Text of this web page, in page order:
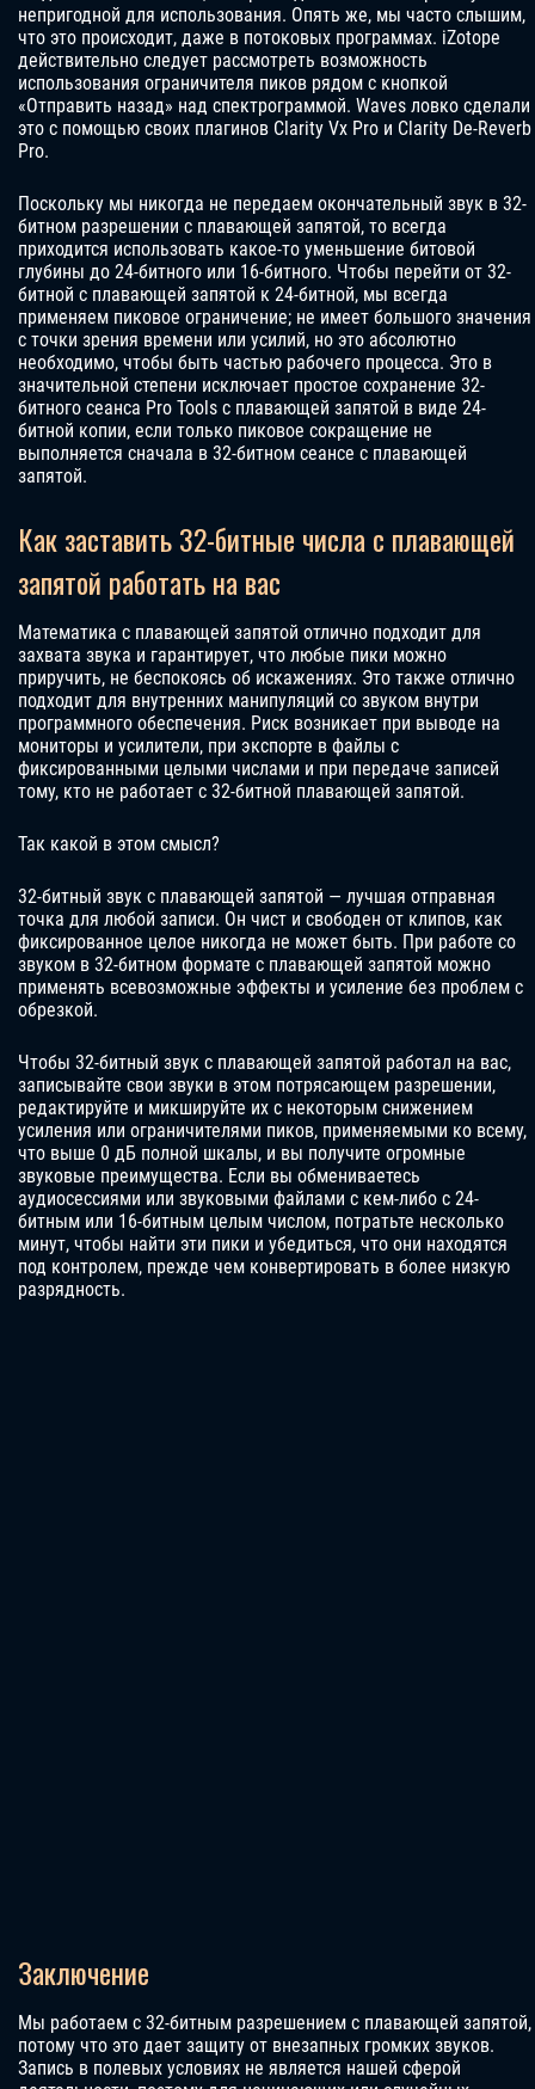
непригодной для использования. Опять же, мы часто слышим,
что это происходит, даже в потоковых программах. iZotope
действительно следует рассмотреть возможность
использования ограничителя пиков рядом с кнопкой
«Отправить назад» над спектрограммой. Waves ловко сделали
это с помощью своих плагинов Clarity Vx Pro и Clarity De-Reverb
Pro.
Поскольку мы никогда не передаем окончательный звук в 32-
битном разрешении с плавающей запятой, то всегда
приходится использовать какое-то уменьшение битовой
глубины до 24-битного или 16-битного. Чтобы перейти от 32-
битной с плавающей запятой к 24-битной, мы всегда
применяем пиковое ограничение; не имеет большого значения
с точки зрения времени или усилий, но это абсолютно
необходимо, чтобы быть частью рабочего процесса. Это в
значительной степени исключает простое сохранение 32-
битного сеанса Pro Tools с плавающей запятой в виде 24-
битной копии, если только пиковое сокращение не
выполняется сначала в 32-битном сеансе с плавающей
запятой.
Как заставить 32-битные числа с плавающей
запятой работать на вас
Математика с плавающей запятой отлично подходит для
захвата звука и гарантирует, что любые пики можно
приручить, не беспокоясь об искажениях. Это также отлично
подходит для внутренних манипуляций со звуком внутри
программного обеспечения. Риск возникает при выводе на
мониторы и усилители, при экспорте в файлы с
фиксированными целыми числами и при передаче записей
тому, кто не работает с 32-битной плавающей запятой.
Так какой в этом смысл?
32-битный звук с плавающей запятой — лучшая отправная
точка для любой записи. Он чист и свободен от клипов, как
фиксированное целое никогда не может быть. При работе со
звуком в 32-битном формате с плавающей запятой можно
применять всевозможные эффекты и усиление без проблем с
обрезкой.
Чтобы 32-битный звук с плавающей запятой работал на вас,
записывайте свои звуки в этом потрясающем разрешении,
редактируйте и микшируйте их с некоторым снижением
усиления или ограничителями пиков, применяемыми ко всему,
что выше 0 дБ полной шкалы, и вы получите огромные
звуковые преимущества. Если вы обмениваетесь
аудиосессиями или звуковыми файлами с кем-либо с 24-
битным или 16-битным целым числом, потратьте несколько
минут, чтобы найти эти пики и убедиться, что они находятся
под контролем, прежде чем конвертировать в более низкую
разрядность.
Заключение
Мы работаем с 32-битным разрешением с плавающей запятой,
потому что это дает защиту от внезапных громких звуков.
Запись в полевых условиях не является нашей сферой